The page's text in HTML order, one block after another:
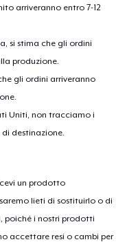
arriveranno entro 7-12
si stima che gli ordini
produzione.
gli ordini arriveranno
Uniti, non tracciamo i
destinazione.
un prodotto
lieti di sostituirlo o di
poiché i nostri prodotti
accettare resi o cambi per